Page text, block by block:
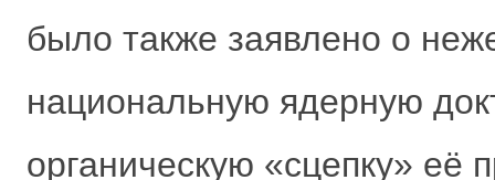
было также заявлено о
национальную ядерную
органическую «сцепку» её